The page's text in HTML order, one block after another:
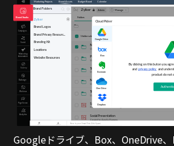
Googleドライブ、Box、OneDrive、